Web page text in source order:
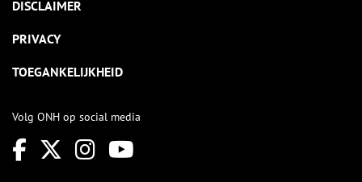
DISCLAIMER
PRIVACY
TOEGANKELIJKHEID
Volg ONH op social media